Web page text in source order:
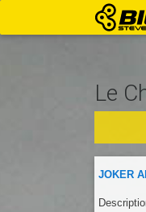
Le
JOKER